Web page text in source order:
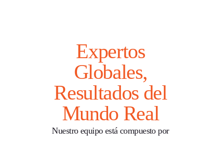
Expertos
Globales,
Resultados del
Mundo Real
Nuestro equipo está compuesto por